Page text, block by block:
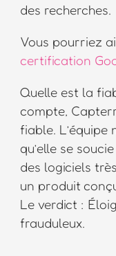
des recherches.
Vous pourriez
certification
Quelle est la
compte,
fiable. L’équipe
qu’elle se
des logiciels
un produit
Le verdict :
frauduleux.